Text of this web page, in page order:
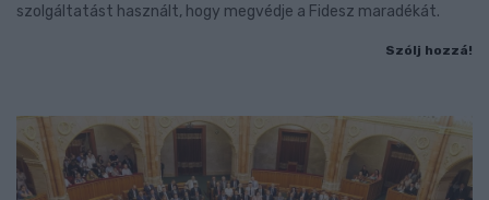
szolgáltatást használt, hogy megvédje a Fidesz maradékát.
Szólj hozzá!